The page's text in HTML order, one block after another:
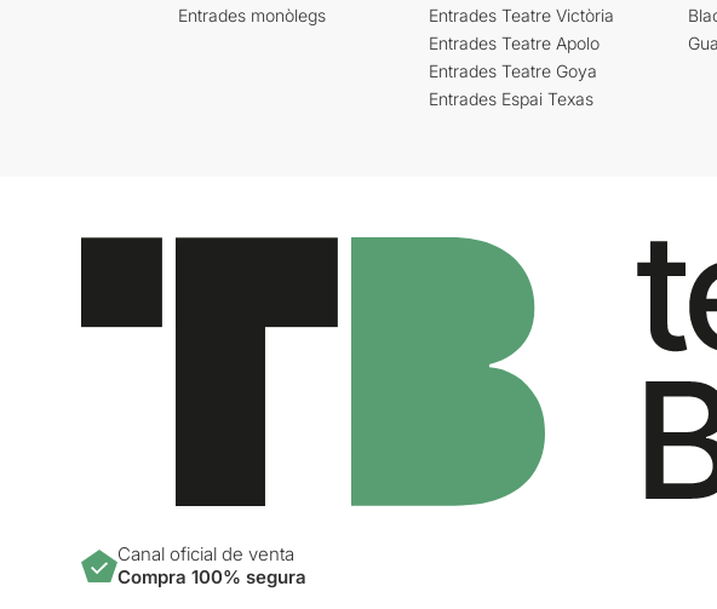
Entrades monòlegs
Entrades Teatre Victòria
Entrades Teatre Apolo
Entrades Teatre Goya
Entrades Espai Texas
Canal oficial de venta
Compra 100% segura